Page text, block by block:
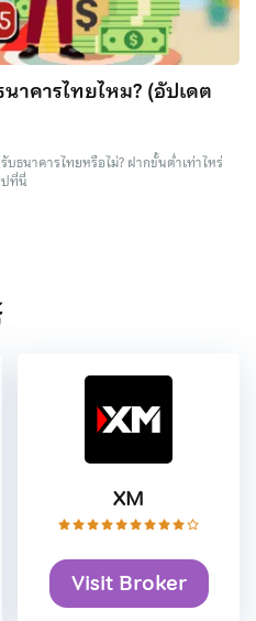
าคารไทยไหม? (อัปเดต
ธนาคารไทยหรือไม่? ฝากขั้นต่ำเท่าไหร่
ปที่นี่
XM
Visit Broker